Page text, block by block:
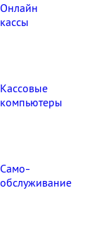
Онлайн
кассы
Кассовые
компьютеры
Само-
обслуживание